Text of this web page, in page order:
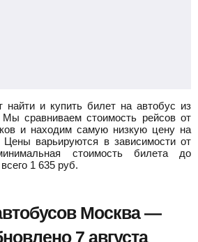
и купить билет на автобус из
Мы сравниваем стоимость рейсов от
и находим самую низкую цену на
варьируются в зависимости от
стоимость билета до
1 635 руб.
Москва —
7 августа